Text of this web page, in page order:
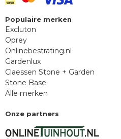
Populaire merken
Excluton
Oprey
Onlinebestrating.nl
Gardenlux
Claessen Stone + Garden
Stone Base
Alle merken
Onze partners